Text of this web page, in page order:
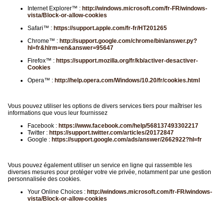
Internet Explorer™ : http://windows.microsoft.com/fr-FR/windows-
vista/Block-or-allow-cookies
Safari™ : https://support.apple.com/fr-fr/HT201265
Chrome™ : http://support.google.com/chrome/bin/answer.py?
hl=fr&hlrm=en&answer=95647
Firefox™ : https://support.mozilla.org/fr/kb/activer-desactiver-
Cookies
Opera™ : http://help.opera.com/Windows/10.20/fr/cookies.html
Vous pouvez utiliser les options de divers services tiers pour maîtriser les
informations que vous leur fournissez
Facebook : https://www.facebook.com/help/568137493302217
Twitter : https://support.twitter.com/articles/20172847
Google : https://support.google.com/ads/answer/2662922?hl=fr
Vous pouvez également utiliser un service en ligne qui rassemble les
diverses mesures pour protéger votre vie privée, notamment par une gestion
personnalisée des cookies.
Your Online Choices : http://windows.microsoft.com/fr-FR/windows-
vista/Block-or-allow-cookies